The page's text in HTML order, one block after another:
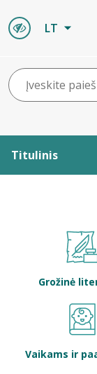
LT
Titulinis
Bibliotekoms
Grožinė
Vaikams ir